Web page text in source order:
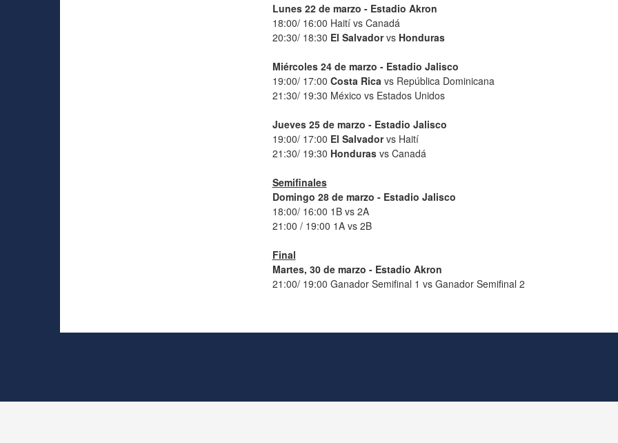
Lunes 22 de marzo - Estadio Akron
18:00/ 16:00 Haití vs Canadá
20:30/ 18:30 El Salvadorvs Honduras
Miércoles 24 de marzo - Estadio Jalisco
19:00/ 17:00 Costa Rica vs República Dominicana
21:30/ 19:30 México vs Estados Unidos
Jueves 25 de marzo - Estadio Jalisco
19:00/ 17:00 El Salvadorvs Haití
21:30/ 19:30 Hondurasvs Canadá
Semifinales
Domingo 28 de marzo - Estadio Jalisco
18:00/ 16:00 1B vs 2A
21:00 / 19:00 1A vs 2B
Final
Martes, 30 de marzo - Estadio Akron
21:00/ 19:00 Ganador Semifinal 1 vs Ganador Semifinal 2